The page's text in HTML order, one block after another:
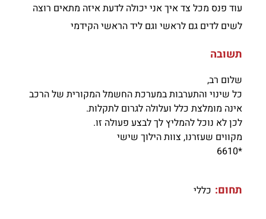
עוד פנס מכל צד איך אני יכולה לדעת איזה מתאים רוצה
לשים לדים גם לראשי וגם ליד הראשי הקידמי
תשובה
שלום רב,
כל שינוי והתערבות במערכת החשמל המקורית של הרכב
אינה מומלצת כלל ועלולה לגרום לתקלות.
לכן לא נוכל להמליץ לך לבצע פעולה זו.
מקווים שעזרנו, צוות הילוך שישי
*6610
תחום: כללי